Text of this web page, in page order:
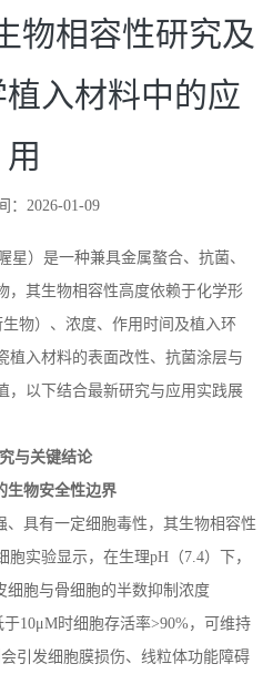
物相容性研究及
入材料中的应
用
：2026-01-09
星）是一种兼具金属螯合、抗菌、
，其生物相容性高度依赖于化学形
生物）、浓度、作用时间及植入环
植入材料的表面改性、抗菌涂层与
，以下结合最新研究与应用实践展
与关键结论
生物安全性边界
、具有一定细胞毒性，其生物相容性
胞实验显示，在生理pH （7.4）下，
细胞与骨细胞的半数抑制浓度
于10μM时细胞存活率>90%，可维持
引发细胞膜损伤、线粒体功能障碍